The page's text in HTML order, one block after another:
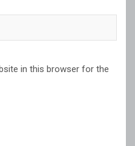
in this browser for the